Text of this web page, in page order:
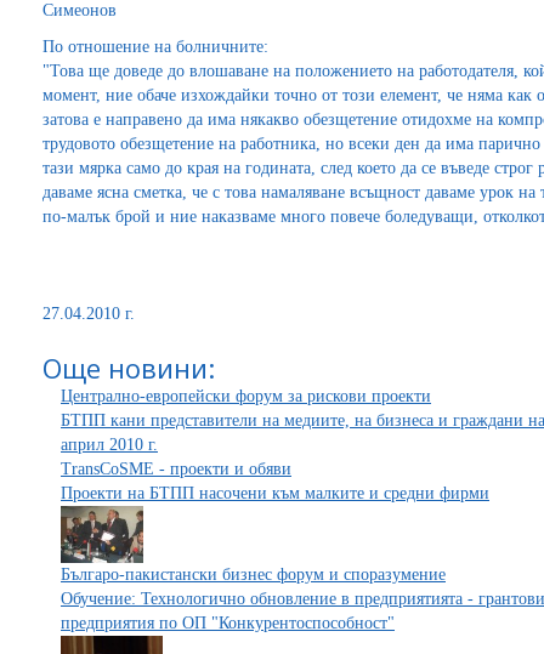
Симеонов
По отношение на болничните:
"Това ще доведе до влошаване на положението на работодателя,
момент, ние обаче изхождайки точно от този елемент, че няма как
затова е направено да има някакво обезщетение отидохме на
трудовото обезщетение на работника, но всеки ден да има
тази мярка само до края на годината, след което да се въведе
даваме ясна сметка, че с това намаляване всъщност даваме урок
по-малък брой и ние наказваме много повече боледуващи,
27.04.2010 г.
Още новини:
Централно-европейски форум за рискови проекти
БТПП кани представители на медиите, на бизнеса и граждани
април 2010 г.
TransCoSME - проекти и обяви
Проекти на БТПП насочени към малките и средни фирми
Българо-пакистански бизнес форум и споразумение
Обучение: Технологично обновление в предприятията -
предприятия по ОП "Конкурентоспособност"